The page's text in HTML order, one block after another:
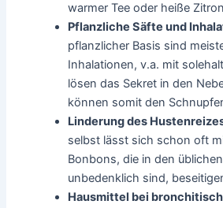
warmer Tee oder heiße
Pflanzliche Säfte und
pflanzlicher Basis sind
Inhalationen, v.a. mit
lösen das Sekret in den
können somit den
Linderung des
selbst lässt sich schon oft
Bonbons, die in den
unbedenklich sind,
Hausmittel bei